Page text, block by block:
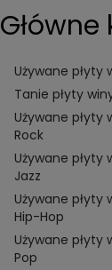
Używane płyty
Tanie płyty
Używane płyty
Rock
Używane płyty
Jazz
Używane płyty
Hip-Hop
Używane płyty
Pop